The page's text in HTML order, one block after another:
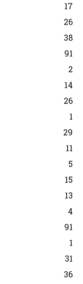
17
26
38
91
2
14
26
1
29
11
5
15
13
4
91
1
31
36